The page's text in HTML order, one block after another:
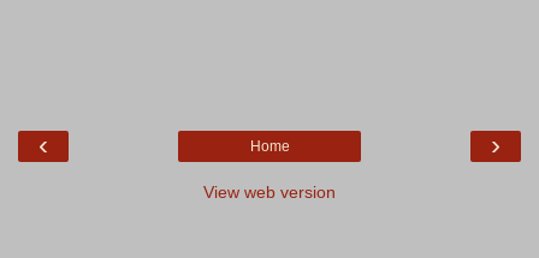
‹ ›
Home
View web version